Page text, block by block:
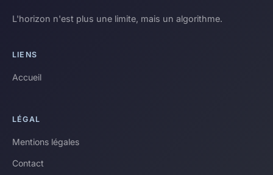
L'horizon n'est plus une limite, mais un algorithme.
LIENS
Accueil
LÉGAL
Mentions légales
Contact